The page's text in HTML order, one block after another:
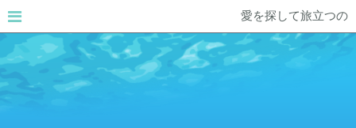
愛を探して旅立つの